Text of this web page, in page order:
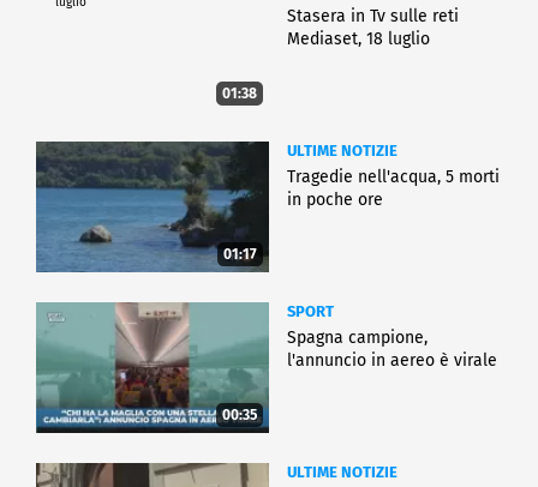
01:38
Stasera in Tv sulle reti
Mediaset, 18 luglio
01:17
ULTIME NOTIZIE
Tragedie nell'acqua, 5 morti
in poche ore
00:35
SPORT
Spagna campione,
l'annuncio in aereo è virale
ULTIME NOTIZIE